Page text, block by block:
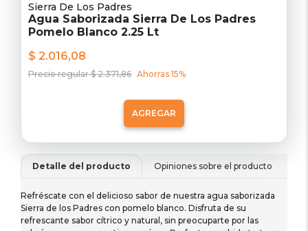
Sierra De Los Padres
Agua Saborizada Sierra De Los Padres
Pomelo Blanco 2.25 Lt
$ 2.016,08
Precio regular $ 2.371,86 Ahorras 15%
AGREGAR
Detalle del producto Opiniones sobre el producto
Refréscate con el delicioso sabor de nuestra agua saborizada
Sierra de los Padres con pomelo blanco. Disfruta de su
refrescante sabor cítrico y natural, sin preocuparte por las